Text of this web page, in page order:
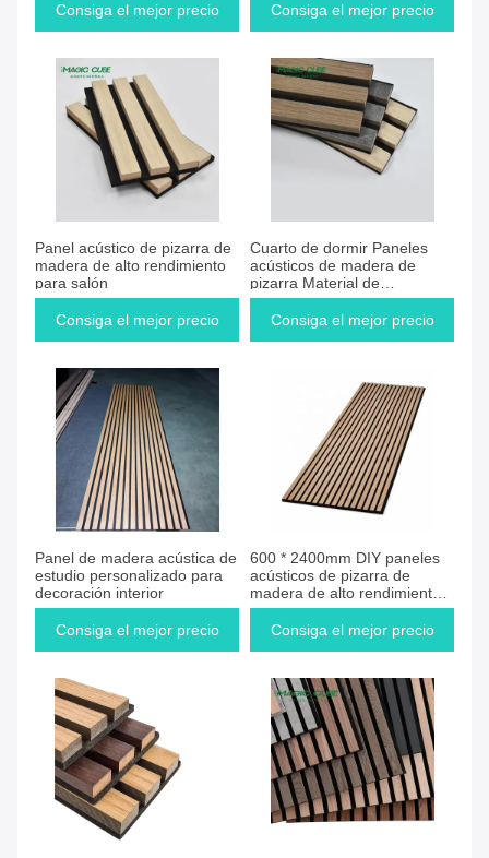
Consiga el mejor precio Consiga el mejor precio
Panel acústico de pizarra de
madera de alto rendimiento
para salón
Consiga el mejor precio
Cuarto de dormir Paneles
acústicos de madera de
pizarra Material de
construcción decorado
profesionalmente
Consiga el mejor precio
Panel de madera acústica de
estudio personalizado para
decoración interior
Consiga el mejor precio
600 * 2400mm DIY paneles
acústicos de pizarra de
madera de alto rendimiento
estilo moderno
Consiga el mejor precio